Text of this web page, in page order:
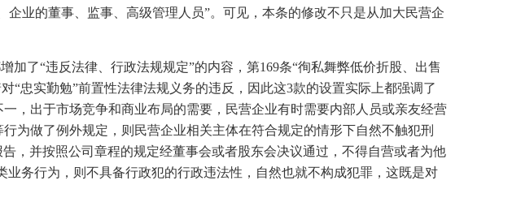
企业的董事、监事、高级管理人员”。可见，本条的修改不只是从加大民营企
加了“违反法律、行政法规规定”的内容，第169条“徇私舞弊低价折股、出售
“忠实勤勉”前置性法律法规义务的违反，因此这3款的设置实际上都强调了
，出于市场竞争和商业布局的需要，民营企业有时需要内部人员或亲友经营
为做了例外规定，则民营企业相关主体在符合规定的情形下自然不触犯刑
，并按照公司章程的规定经董事会或者股东会决议通过，不得自营或者为他
务行为，则不具备行政犯的行政违法性，自然也就不构成犯罪，这既是对